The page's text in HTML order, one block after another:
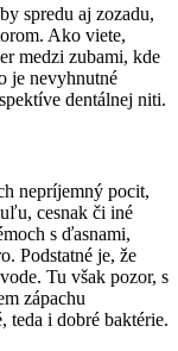
spredu aj zozadu,
Ako viete,
medzi zubami, kde
je nevyhnutné
dentálnej niti.
nepríjemný pocit,
cesnak či iné
s ďasnami,
Podstatné je, že
Tu však pozor, s
zápachu
teda i dobré baktérie.